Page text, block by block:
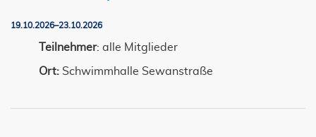
19.10.2026–23.10.2026
Teilnehmer: alle Mitglieder
Ort: Schwimmhalle Sewanstraße